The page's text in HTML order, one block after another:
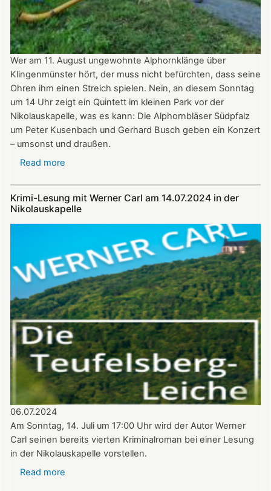
2024
ganztägig
für
Besucher
geöffnet.
Wer am 11. August ungewohnte Alphornklänge über
Klingenmünster hört, der muss nicht befürchten, dass seine
Ohren ihm einen Streich spielen. Nein, an diesem Sonntag
um 14 Uhr zeigt ein Quintett im kleinen Park vor der
Nikolauskapelle, was es kann: Die Alphornbläser Südpfalz
um Peter Kusenbach und Gerhard Busch geben ein Konzert
– umsonst und draußen.
Read more
der
August
–
Benefizkonzert
mit
den
Alphornbläsern
Südpfalz
Krimi-Lesung mit Werner Carl am 14.07.2024 in der
Nikolauskapelle
06.07.2024
Am Sonntag, 14. Juli um 17:00 Uhr wird der Autor Werner
Carl seinen bereits vierten Kriminalroman bei einer Lesung
in der Nikolauskapelle vorstellen.
Read more